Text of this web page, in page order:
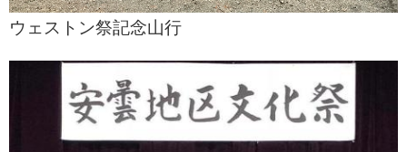
ウェストン祭記念山行